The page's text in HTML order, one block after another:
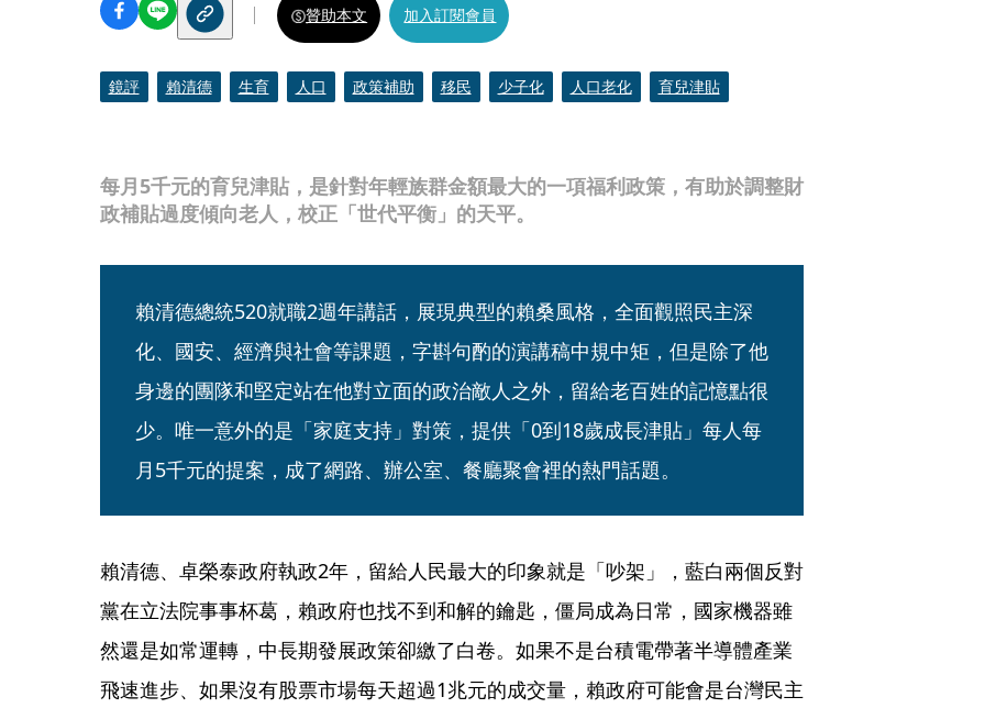
每月5千元的育兒津貼，是針對年輕族群金額最大的一項福利政策，有助於調整財
政補貼過度傾向老人，校正「世代平衡」的天平。
贊助本文 加入訂閱會員
鏡評 賴清德 生育 人口 政策補助 移民 少子化 人口老化 育兒津貼
賴清德總統520就職2週年講話，展現典型的賴桑風格，全面觀照民主深
化、國安、經濟與社會等課題，字斟句酌的演講稿中規中矩，但是除了他
身邊的團隊和堅定站在他對立面的政治敵人之外，留給老百姓的記憶點很
少。唯一意外的是「家庭支持」對策，提供「0到18歲成長津貼」每人每
月5千元的提案，成了網路、辦公室、餐廳聚會裡的熱門話題。
賴清德、卓榮泰政府執政2年，留給人民最大的印象就是「吵架」，藍白兩個反對
黨在立法院事事杯葛，賴政府也找不到和解的鑰匙，僵局成為日常，國家機器雖
然還是如常運轉，中長期發展政策卻繳了白卷。如果不是台積電帶著半導體產業
飛速進步、如果沒有股票市場每天超過1兆元的成交量，賴政府可能會是台灣民主